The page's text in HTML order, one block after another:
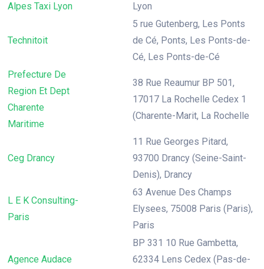
Alpes Taxi Lyon
Lyon
Technitoit
5 rue Gutenberg, Les Ponts
de Cé, Ponts, Les Ponts-de-
Cé, Les Ponts-de-Cé
Prefecture De
Region Et Dept
Charente
Maritime
38 Rue Reaumur BP 501,
17017 La Rochelle Cedex 1
(Charente-Marit, La Rochelle
Ceg Drancy
11 Rue Georges Pitard,
93700 Drancy (Seine-Saint-
Denis), Drancy
L E K Consulting-
Paris
63 Avenue Des Champs
Elysees, 75008 Paris (Paris),
Paris
Agence Audace
BP 331 10 Rue Gambetta,
62334 Lens Cedex (Pas-de-